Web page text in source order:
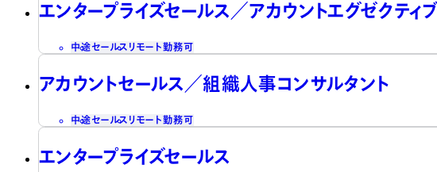
エンタープライズセールス／アカウントエグゼクティブ
中途セールス リモート勤務可
アカウントセールス／組織人事コンサルタント
中途セールス リモート勤務可
エンタープライズセールス